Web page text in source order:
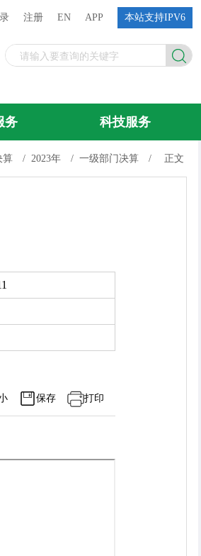
注册 EN APP 本站支持IPV6
务 科技服务
算 / 2023年 / 一级部门决算 / 正文
打印
保存